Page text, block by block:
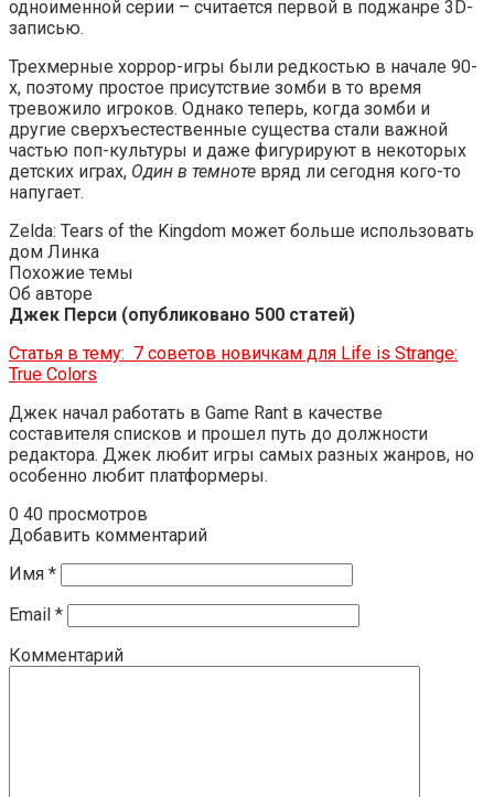
одноименной серии – считается первой в поджанре 3D-
записью.
Трехмерные хоррор-игры были редкостью в начале 90-
х, поэтому простое присутствие зомби в то время
тревожило игроков. Однако теперь, когда зомби и
другие сверхъестественные существа стали важной
частью поп-культуры и даже фигурируют в некоторых
детских играх, Один в темноте вряд ли сегодня кого-то
напугает.
Zelda: Tears of the Kingdom может больше использовать
дом Линка
Похожие темы
Об авторе
Джек Перси (опубликовано 500 статей)
Статья в тему: 7 советов новичкам для Life is Strange:
True Colors
Джек начал работать в Game Rant в качестве
составителя списков и прошел путь до должности
редактора. Джек любит игры самых разных жанров, но
особенно любит платформеры.
0 40 просмотров
Добавить комментарий
Имя *
Email *
Комментарий